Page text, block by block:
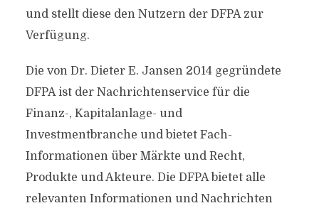
und stellt diese den Nutzern der DFPA zur
Verfügung.
Die von Dr. Dieter E. Jansen 2014 gegründete
DFPA ist der Nachrichtenservice für die
Finanz-, Kapitalanlage- und
Investmentbranche und bietet Fach-
Informationen über Märkte und Recht,
Produkte und Akteure. Die DFPA bietet alle
relevanten Informationen und Nachrichten